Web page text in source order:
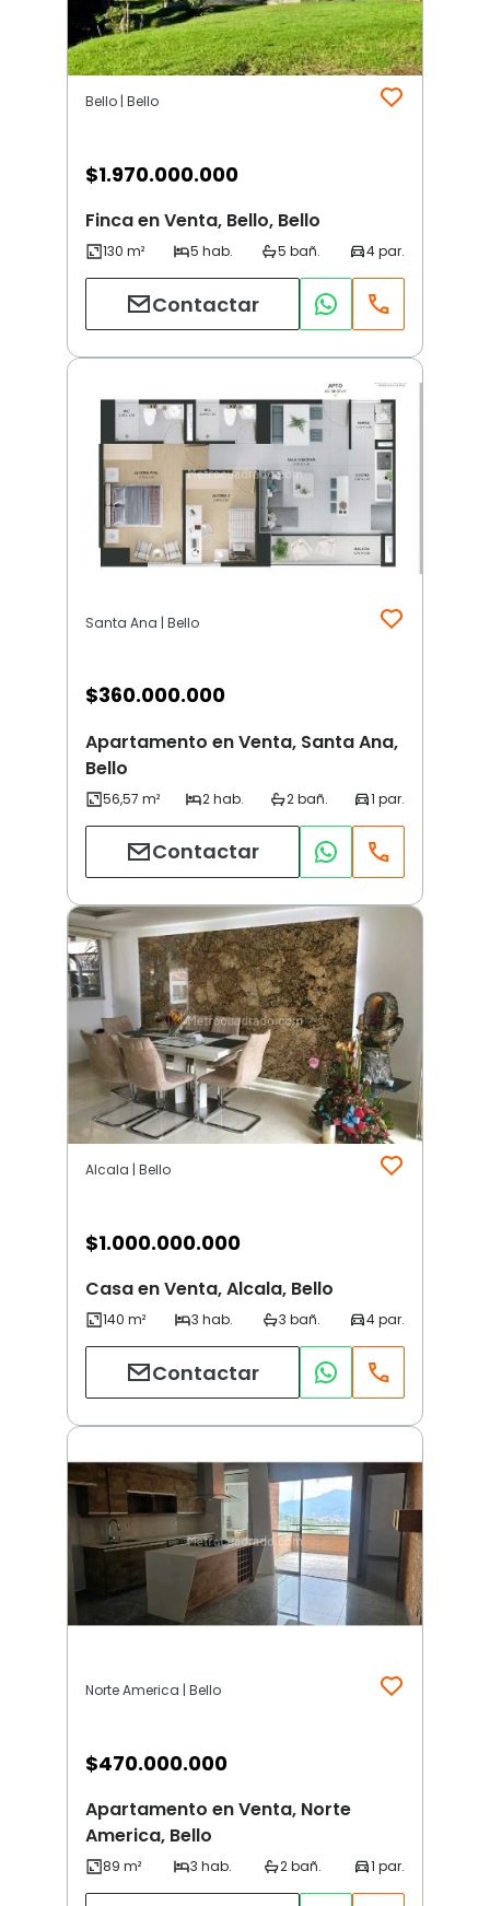
Bello | Bello
$1.970.000.000
Finca en Venta, Bello, Bello
Contactar
Santa Ana | Bello
$360.000.000
Apartamento en Venta, Santa Ana,
Bello
Contactar
Alcala | Bello
$1.000.000.000
Casa en Venta, Alcala, Bello
Contactar
Norte America | Bello
$470.000.000
Apartamento en Venta, Norte
America, Bello